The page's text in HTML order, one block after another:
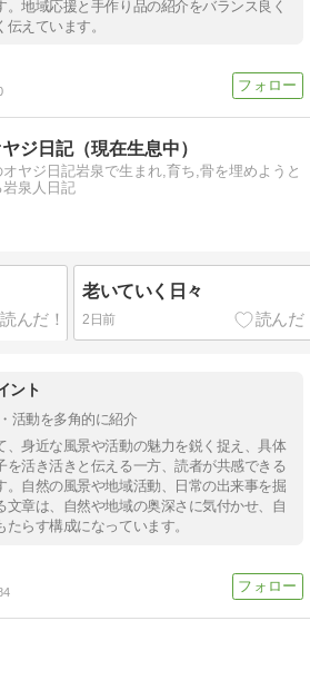
地域応援と手作り品の紹介をバランス良く
えています。
ジ日記（現在生息中）
ヤジ日記岩泉で生まれ,育ち,骨を埋めようと
泉人日記
老いていく日々
2日前
ント
活動を多角的に紹介
、身近な風景や活動の魅力を鋭く捉え、具体
を活き活きと伝える一方、読者が共感できる
。自然の風景や地域活動、日常の出来事を掘
文章は、自然や地域の奥深さに気付かせ、自
らす構成になっています。